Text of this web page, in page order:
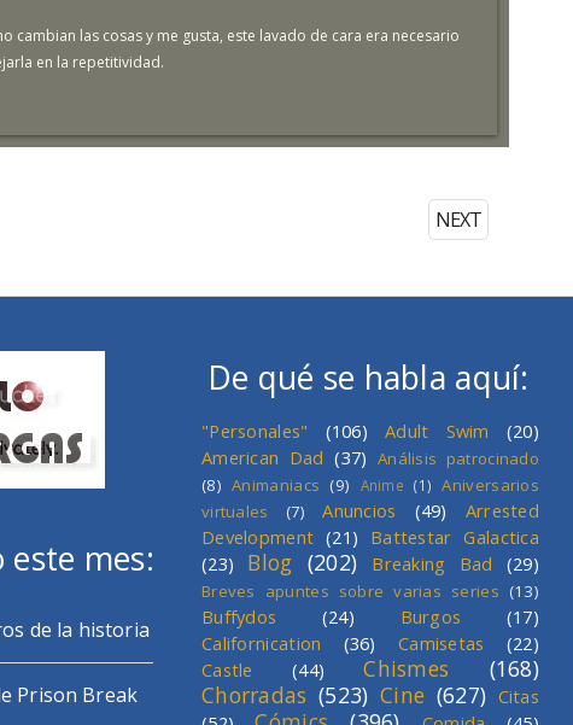
cambian las cosas y me gusta, este lavado de cara era necesario
en la repetitividad.
NEXT
este mes:
de la historia
Prison Break
De qué se habla aquí:
"Personales" (106) Adult Swim
(20)
American Dad (37) Análisis patrocinado
(8) Animaniacs (9) Anime (1) Aniversarios
virtuales
(7) Anuncios (49)
Arrested
Development (21) Battestar Galactica
(23)
Blog (202) Breaking Bad (29)
Breves apuntes sobre varias series (13)
Buffydos (24) Burgos
(17)
Californication
(36) Camisetas
(22)
Castle
(44) Chismes
(168)
Chorradas (523) Cine (627) Citas